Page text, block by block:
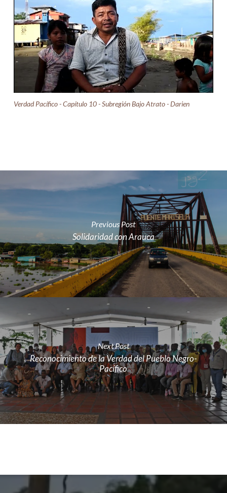
Verdad Pacífico - Capítulo 10 - Subregión Bajo Atrato - Darien
Previous Post
Solidaridad con Arauca
Next Post
Reconocimiento de la Verdad del Pueblo Negro-
Pacífico